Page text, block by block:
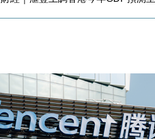
財經｜內地7月美元計價出口增近
財經｜日本春季三度入市撐日圓 4
國際｜特朗普料美伊戰事快結束 承
財經｜SA售股自救後再出手 斥4億
財經｜華僑銀行上半年淨利創新高